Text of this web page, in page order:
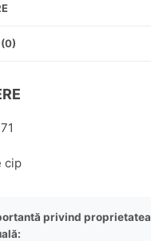
cip
privind proprietatea